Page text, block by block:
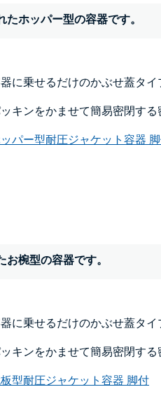
ホッパー型の容器です。
に乗せるだけのかぶせ蓋タイ
キンをかませて簡易密閉する
パー型耐圧ジャケット容器
椀型の容器です。
に乗せるだけのかぶせ蓋タイ
キンをかませて簡易密閉する
型耐圧ジャケット容器 脚付